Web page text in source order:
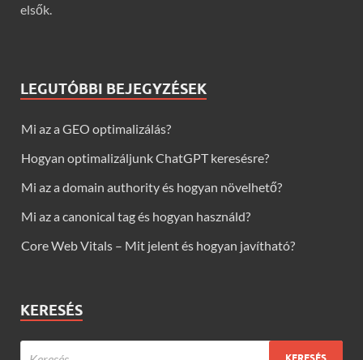
elsők.
LEGUTÓBBI BEJEGYZÉSEK
Mi az a GEO optimalizálás?
Hogyan optimalizáljunk ChatGPT keresésre?
Mi az a domain authority és hogyan növelhető?
Mi az a canonical tag és hogyan használd?
Core Web Vitals – Mit jelent és hogyan javítható?
KERESÉS